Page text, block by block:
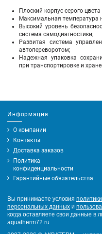
Плоский корпус серого
Максимальная температура
Высокий уровень
система самодиагностики;
Развитая система
автопереворотом;
Надежная упаковка
при транспортировке и
Информация
О компании
Контакты
Доставка заказов
Политика
конфиденциальности
Гарантийные обязательства
Вы принимаете условия
персональных данных и
когда оставляете свои данные в
aquatherm72.ru